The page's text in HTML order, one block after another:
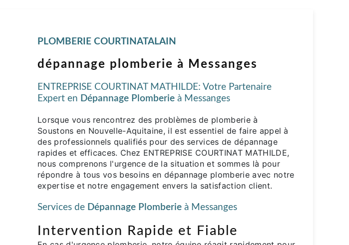
PLOMBERIE COURTINATALAIN
dépannage plomberie à Messanges
ENTREPRISE COURTINAT MATHILDE: Votre Partenaire
Expert en Dépannage Plomberie à Messanges
Lorsque vous rencontrez des problèmes de plomberie à
Soustons en Nouvelle-Aquitaine, il est essentiel de faire appel à
des professionnels qualifiés pour des services de dépannage
rapides et efficaces. Chez ENTREPRISE COURTINAT MATHILDE,
nous comprenons l'urgence de la situation et sommes là pour
répondre à tous vos besoins en dépannage plomberie avec notre
expertise et notre engagement envers la satisfaction client.
Services de Dépannage Plomberie à Messanges
Intervention Rapide et Fiable